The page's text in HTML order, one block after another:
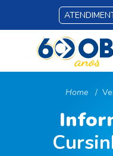
Home